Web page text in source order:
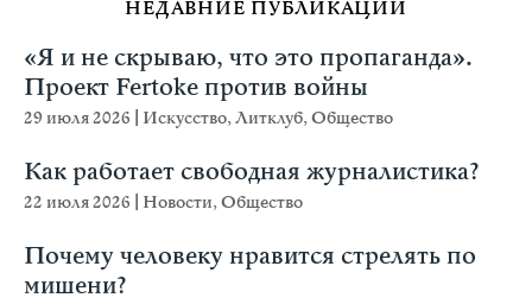
НЕДАВНИЕ ПУБЛИКАЦИИ
«Я и не скрываю, что это пропаганда».
Проект Fertoke против войны
29 июля 2026 Искусство,Литклуб,Общество
Как работает свободная журналистика?
22 июля 2026 Новости,Общество
Почему человеку нравится стрелять по
мишени?